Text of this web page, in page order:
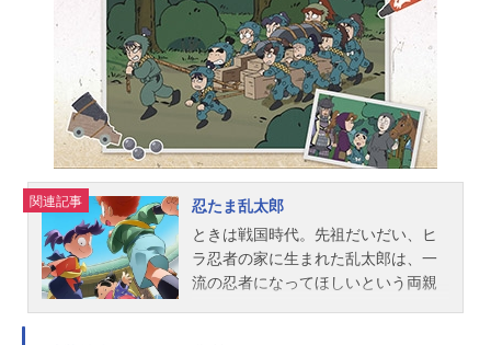
を目指して“本気”で走り始める！作品
名逃走中グレートミッション放送形
態TVアニメスケジュール2023年4月2
日（日）〜2025年3月30日（日）フ
ジテレビほか話数全97話キャストト
ムラ颯也：森久保祥太郎トムラハ
ル：小林由美子西洞院ルナ：井上麻
里奈モーリスシューメーカー：置鮎
龍太郎ハーヴェスト：嶋村侑月...
関連記事
忍たま乱太郎
ときは戦国時代。先祖だいだい、ヒ
ラ忍者の家に生まれた乱太郎は、一
流の忍者になってほしいという両親